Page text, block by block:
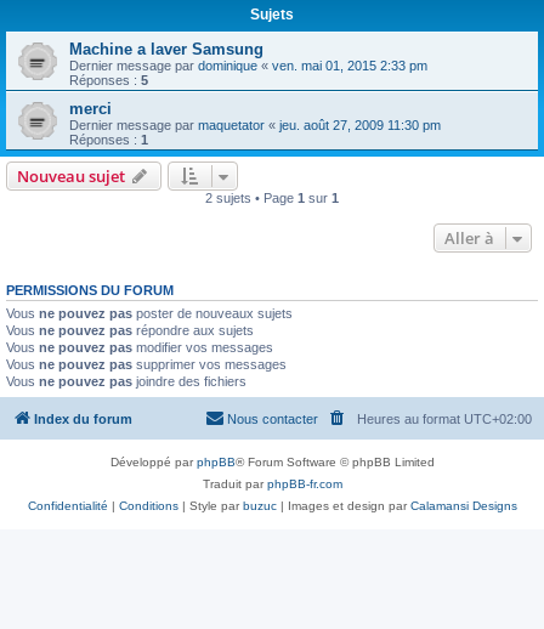
Sujets
Machine a laver Samsung
Dernier message par dominique « ven. mai 01, 2015 2:33 pm
Réponses : 5
merci
Dernier message par maquetator « jeu. août 27, 2009 11:30 pm
Réponses : 1
Nouveau sujet
2 sujets • Page 1 sur 1
Aller à
PERMISSIONS DU FORUM
Vous ne pouvez pas poster de nouveaux sujets
Vous ne pouvez pas répondre aux sujets
Vous ne pouvez pas modifier vos messages
Vous ne pouvez pas supprimer vos messages
Vous ne pouvez pas joindre des fichiers
Index du forum Heures au format UTC+02:00
Nous contacter
Développé parphpBB® Forum Software © phpBB Limited
Traduit parphpBB-fr.com
Confidentialité | Conditions| Style parbuzuc| Images et design parCalamansi Designs